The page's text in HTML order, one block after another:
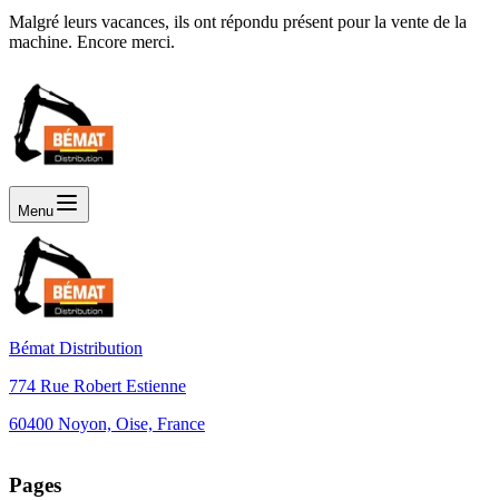
Malgré leurs vacances, ils ont répondu présent pour la vente de la
machine. Encore merci.
Menu
Bémat Distribution
774 Rue Robert Estienne
60400 Noyon, Oise, France
+
Pages